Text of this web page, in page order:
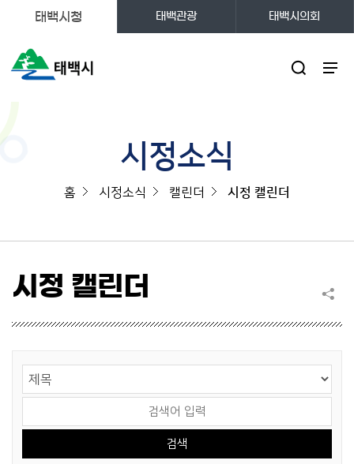
태백시청 태백관광 태백시의회
시정소식
홈 시정소식 캘린더 시정 캘린더
시정 캘린더